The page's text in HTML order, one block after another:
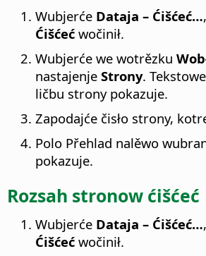
Wubjerće Dataja – Ćišćeć…
Ćišćeć wočinił.
Wubjerće we wotrězku
nastajenje Strony.
ličbu strony pokazuje.
Zapodajće čisło strony,
Polo Přehlad nalěwo
pokazuje.
Rozsah stronow ćišćeć
Wubjerće Dataja – Ćišćeć…
Ćišćeć wočinił.